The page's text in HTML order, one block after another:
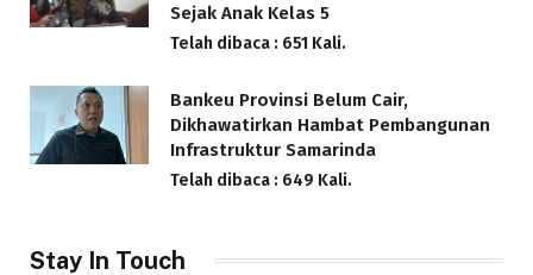
Sejak Anak Kelas 5
Telah dibaca : 651 Kali.
Bankeu Provinsi Belum Cair,
Dikhawatirkan Hambat Pembangunan
Infrastruktur Samarinda
Telah dibaca : 649 Kali.
Stay In Touch